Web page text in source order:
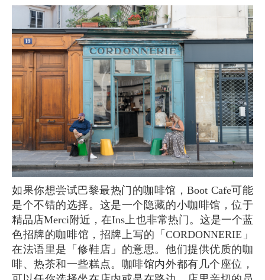
如果你想尝试巴黎最热门的咖啡馆，Boot Cafe可能
是个不错的选择。这是一个隐藏的小咖啡馆，位于
精品店Merci附近，在Ins上也非常热门。这是一个蓝
色招牌的咖啡馆，招牌上写的「CORDONNERIE」
在法语里是「修鞋店」的意思。他们提供优质的咖
啡、热茶和一些糕点。咖啡馆内外都有几个座位，